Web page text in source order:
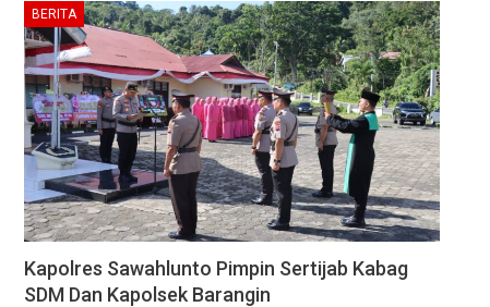
BERITA
Kapolres Sawahlunto Pimpin Sertijab Kabag
SDM Dan Kapolsek Barangin